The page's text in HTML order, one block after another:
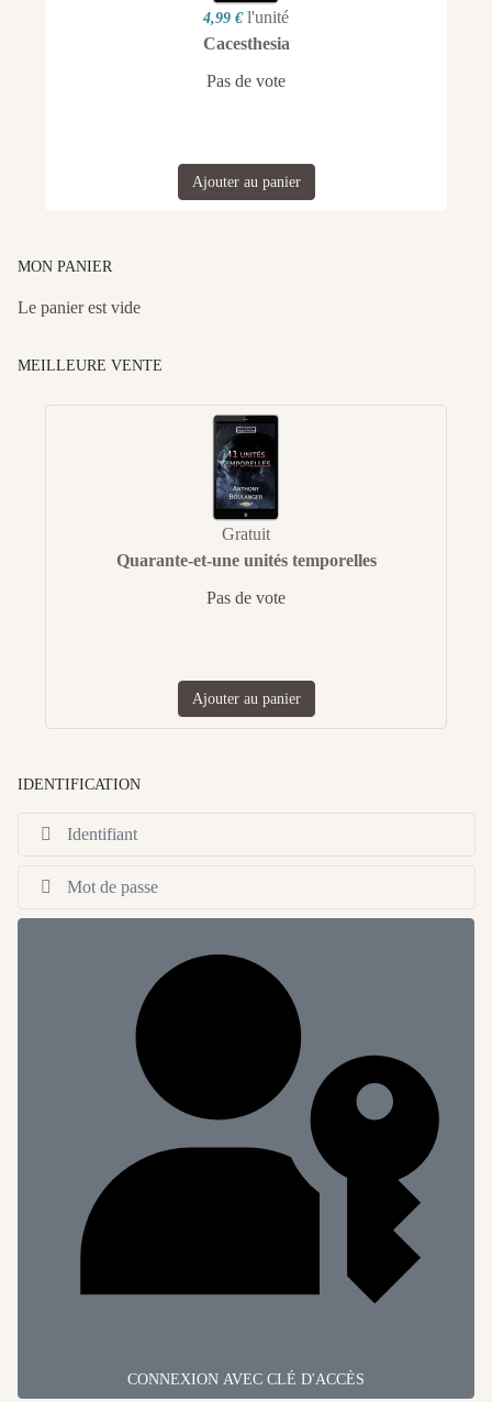
4,99 € l'unité
Cacesthesia
Pas de vote
Ajouter au panier
MON PANIER
Le panier est vide
MEILLEURE VENTE
Gratuit
Quarante-et-une unités temporelles
Pas de vote
Ajouter au panier
IDENTIFICATION
CONNEXION AVEC CLÉ D'ACCÈS